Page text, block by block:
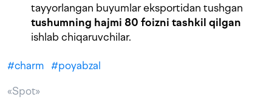
tayyorlangan buyumlar eksportidan tushgan
tushumning hajmi 80 foizni tashkil qilgan
ishlab chiqaruvchilar.
#charm #poyabzal
«Spot»